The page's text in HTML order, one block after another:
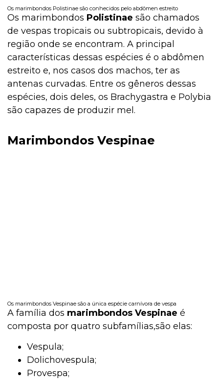
Os marimbondos Polistinae são conhecidos pelo abdômen estreito
Os marimbondos Polistinae são chamados
de vespas tropicais ou subtropicais, devido à
região onde se encontram. A principal
características dessas espécies é o abdômen
estreito e, nos casos dos machos, ter as
antenas curvadas. Entre os gêneros dessas
espécies, dois deles, os Brachygastra e Polybia
são capazes de produzir mel.
Marimbondos Vespinae
Os marimbondos Vespinae são a única espécie carnívora de vespa
A família dos marimbondos Vespinae é
composta por quatro subfamílias,são elas:
Vespula;
Dolichovespula;
Provespa;